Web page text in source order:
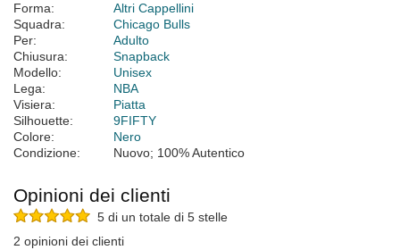
Forma:
Altri Cappellini
Squadra:
Chicago Bulls
Per:
Adulto
Chiusura:
Snapback
Modello:
Unisex
Lega:
NBA
Visiera:
Piatta
Silhouette:
9FIFTY
Colore:
Nero
Condizione:
Nuovo; 100% Autentico
Opinioni dei clienti
5 di un totale di 5 stelle
2 opinioni dei clienti